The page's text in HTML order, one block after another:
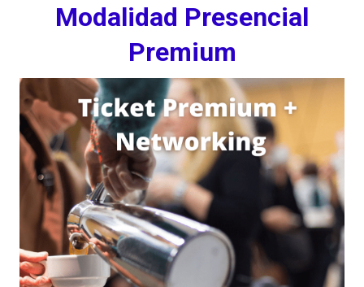
Modalidad Presencial
Premium